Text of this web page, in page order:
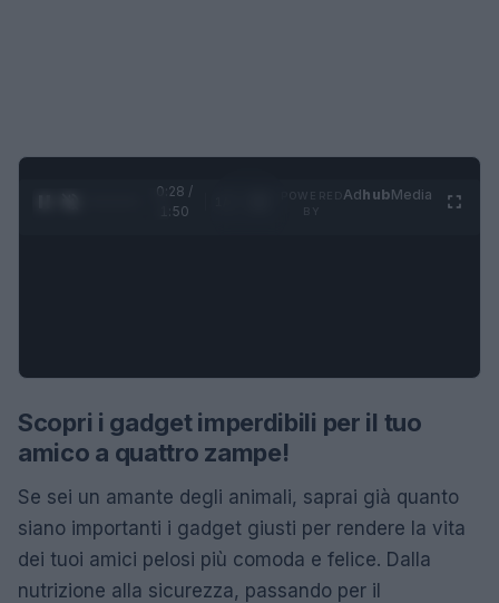
0:29 /
1:50
AdhubMedia
Scopri i gadget imperdibili per il tuo
amico a quattro zampe!
Se sei un amante degli animali, saprai già quanto
siano importanti i gadget giusti per rendere la vita
dei tuoi amici pelosi più comoda e felice. Dalla
nutrizione alla sicurezza, passando per il